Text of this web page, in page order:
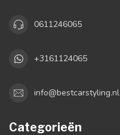
0611246065
+3161124065
info@bestcarstyling.nl
Categorieën